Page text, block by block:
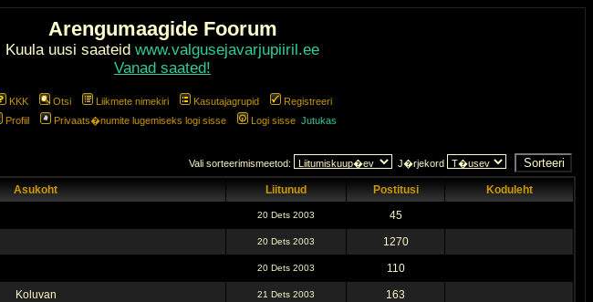
Arengumaagide Foorum
Kuula uusi saateid www.valgusejavarjupiiril.ee
Vanad saated!
KKK Otsi Liikmete nimekiri Kasutajagrupid
Registreeri
Profiil
Privaats�numite lugemiseks logi sisse Logi sisse Jutukas
Vali sorteerimismeetod: J�rjekord
Asukoht Liitunud Postitusi
Koduleht
20 Dets 2003 45
20 Dets 2003 1270
20 Dets 2003 110
Koluvan 21 Dets 2003 163